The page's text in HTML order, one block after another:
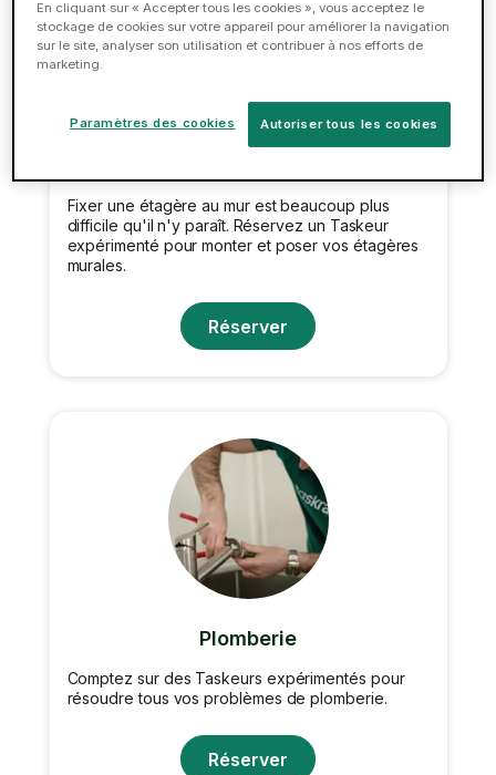
Fixer une étagère au mur est beaucoup plus
difficile qu'il n'y paraît. Réservez un Taskeur
expérimenté pour monter et poser vos étagères
murales.
Réserver
Plomberie
Comptez sur des Taskeurs expérimentés pour
résoudre tous vos problèmes de plomberie.
Réserver
En cliquant sur « Accepter tous les cookies », vous acceptez le
stockage de cookies sur votre appareil pour améliorer la navigation
sur le site, analyser son utilisation et contribuer à nos efforts de
marketing.
Autoriser tous les cookies
Paramètres des cookies